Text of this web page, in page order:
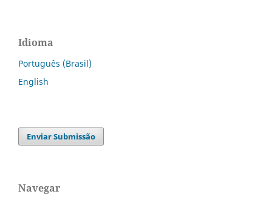
Idioma
Português (Brasil)
English
Enviar Submissão
Navegar